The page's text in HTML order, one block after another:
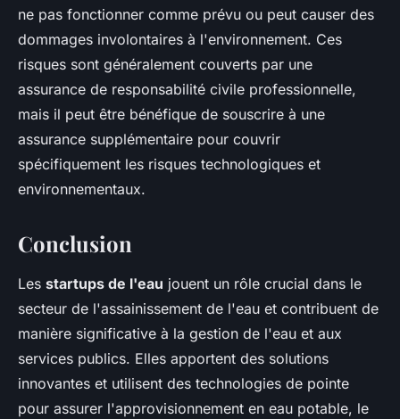
ne pas fonctionner comme prévu ou peut causer des
dommages involontaires à l'environnement. Ces
risques sont généralement couverts par une
assurance de responsabilité civile professionnelle,
mais il peut être bénéfique de souscrire à une
assurance supplémentaire pour couvrir
spécifiquement les risques technologiques et
environnementaux.
Conclusion
Les startups de l'eau jouent un rôle crucial dans le
secteur de l'assainissement de l'eau et contribuent de
manière significative à la gestion de l'eau et aux
services publics. Elles apportent des solutions
innovantes et utilisent des technologies de pointe
pour assurer l'approvisionnement en eau potable, le